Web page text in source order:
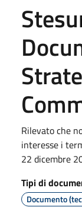
Rilevato che
interesse i
22 dicembre
Tipi di
Documento